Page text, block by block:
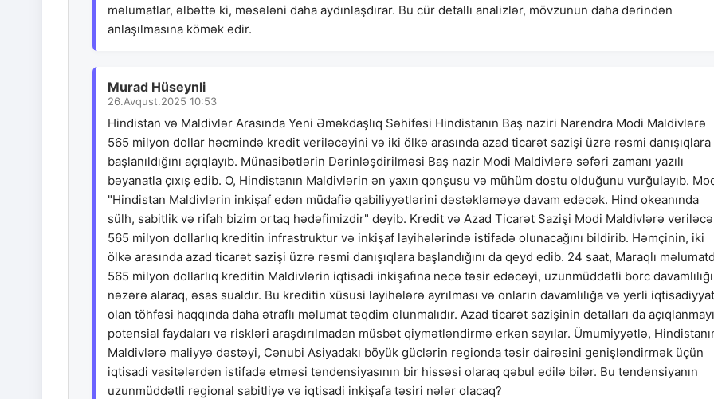
məlumatlar, əlbəttə ki, məsələni daha aydınlaşdırar. Bu cür detallı analizlər, mövzunun daha dərindən
anlaşılmasına kömək edir.
Murad Hüseynli
26.Avqust.2025 10:53
Hindistan və Maldivlər Arasında Yeni Əməkdaşlıq Səhifəsi Hindistanın Baş naziri Narendra Modi Maldivlərə
565 milyon dollar həcmində kredit veriləcəyini və iki ölkə arasında azad ticarət sazişi üzrə rəsmi danışıqlara
başlanıldığını açıqlayıb. Münasibətlərin Dərinləşdirilməsi Baş nazir Modi Maldivlərə səfəri zamanı yazılı
bəyanatla çıxış edib. O, Hindistanın Maldivlərin ən yaxın qonşusu və mühüm dostu olduğunu vurğulayıb.
"Hindistan Maldivlərin inkişaf edən müdafiə qabiliyyətlərini dəstəkləməyə davam edəcək. Hind okeanında
sülh, sabitlik və rifah bizim ortaq hədəfimizdir" deyib. Kredit və Azad Ticarət Sazişi Modi Maldivlərə
565 milyon dollarlıq kreditin infrastruktur və inkişaf layihələrində istifadə olunacağını bildirib. Həmçinin, iki
ölkə arasında azad ticarət sazişi üzrə rəsmi danışıqlara başlandığını da qeyd edib. 24 saat, Maraqlı
565 milyon dollarlıq kreditin Maldivlərin iqtisadi inkişafına necə təsir edəcəyi, uzunmüddətli borc
nəzərə alaraq, əsas sualdır. Bu kreditin xüsusi layihələrə ayrılması və onların davamlılığa və yerli
olan töhfəsi haqqında daha ətraflı məlumat təqdim olunmalıdır. Azad ticarət sazişinin detalları da
potensial faydaları və riskləri araşdırılmadan müsbət qiymətləndirmə erkən sayılar. Ümumiyyətlə,
Maldivlərə maliyyə dəstəyi, Cənubi Asiyadakı böyük güclərin regionda təsir dairəsini genişləndirmək üçün
iqtisadi vasitələrdən istifadə etməsi tendensiyasının bir hissəsi olaraq qəbul edilə bilər. Bu tendensiyanın
uzunmüddətli regional sabitliyə və iqtisadi inkişafa təsiri nələr olacaq?